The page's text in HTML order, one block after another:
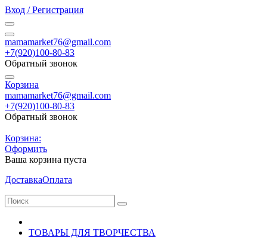
Вход / Регистрация
mamamarket76@gmail.com
+7(920)100-80-83
Обратный звонок
Корзина
mamamarket76@gmail.com
+7(920)100-80-83
Обратный звонок
Корзина:
Оформить
Ваша корзина пуста
ДоставкаОплата
ТОВАРЫ ДЛЯ ТВОРЧЕСТВА